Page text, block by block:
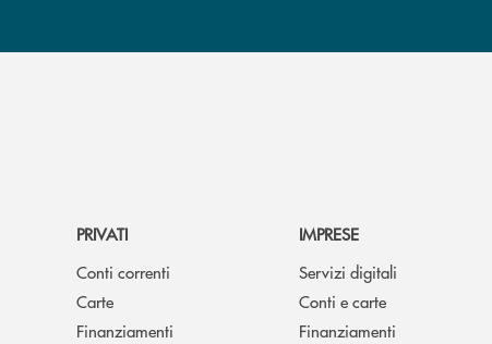
PRIVATI
Conti correnti
Carte
Finanziamenti
IMPRESE
Servizi digitali
Conti e carte
Finanziamenti